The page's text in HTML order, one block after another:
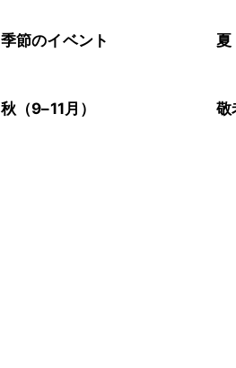
季節のイベント 夏
秋（9–11月） 敬